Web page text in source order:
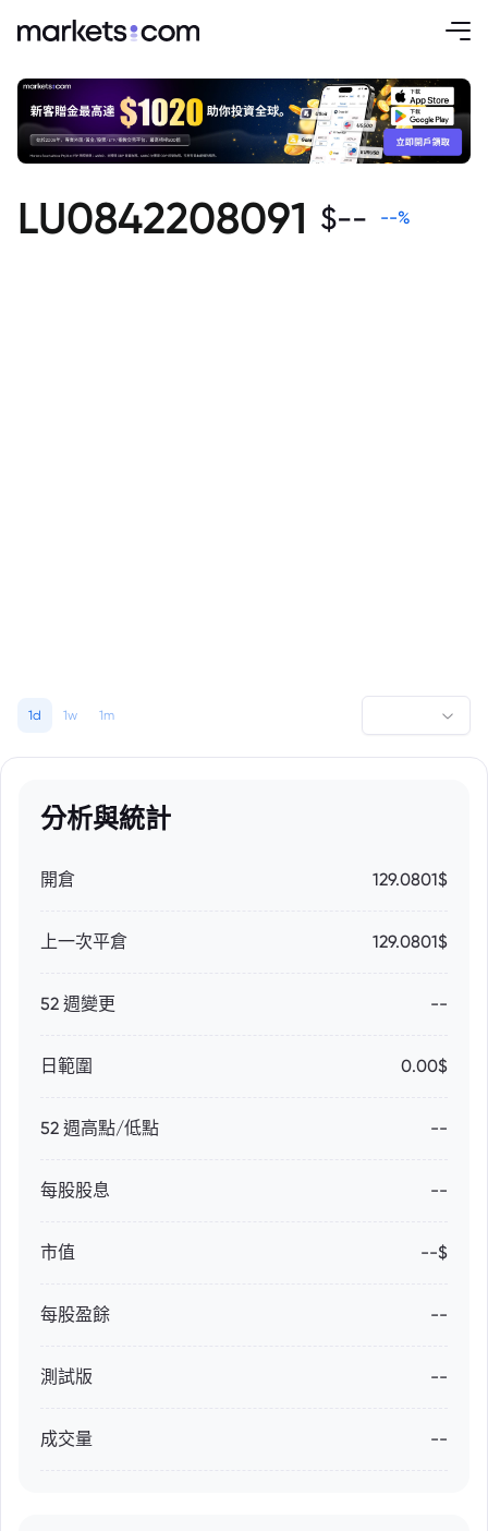
LU0842208091 $-- --%
1d 1w 1m
分析與統計
開倉 129.0801$
上一次平倉 129.0801$
52 週變更 --
日範圍 0.00$
52 週高點/低點 --
每股股息 --
市值 --$
每股盈餘 --
測試版 --
成交量 --